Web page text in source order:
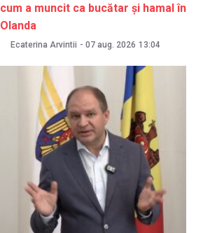
cum a muncit ca bucătar și hamal în
Olanda
Ecaterina Arvintii - 07 aug. 2026 13:04